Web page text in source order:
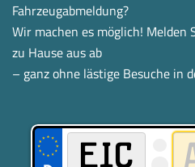
Fahrzeugabmeldung?
Wir machen es möglich! Melden
zu Hause aus ab
– ganz ohne lästige Besuche in